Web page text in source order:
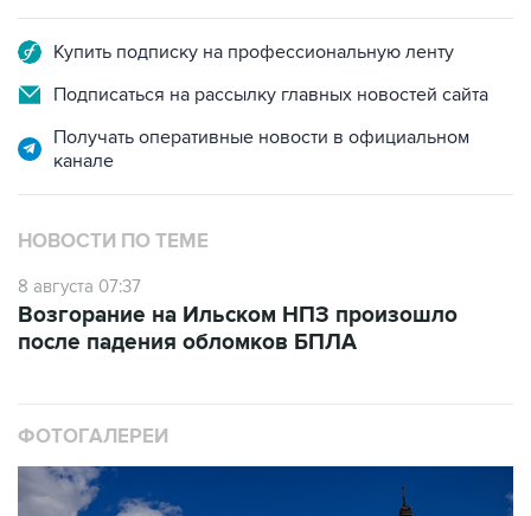
Подписаться на рассылку главных новостей сайта
Получать оперативные новости в официальном
НОВОСТИ ПО ТЕМЕ
8 августа 07:37
после падения обломков БПЛА